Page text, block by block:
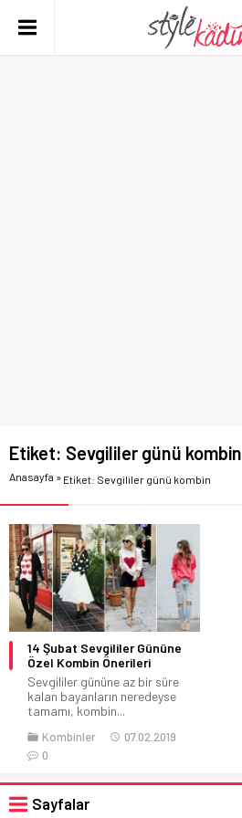
Etiket: Sevgililer günü kombin
Anasayfa » Etiket: Sevgililer günü kombin
14 Şubat Sevgililer Gününe
Özel Kombin Önerileri
Sevgililer gününe az bir süre
kalan bayanların neredeyse
tamamı, kombin...
Kombinler
07.02.2019
0
Sayfalar